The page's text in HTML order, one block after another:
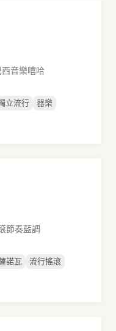
西音樂嘻哈
立流行
器樂
節奏藍調
諾瓦
流行搖滾